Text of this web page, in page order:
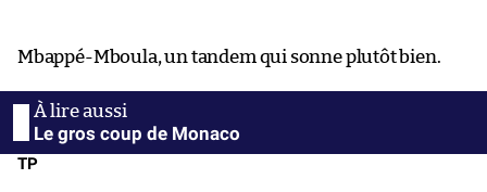
Mbappé-Mboula, un tandem qui sonne plutôt bien.
Le gros coup de Monaco
TP